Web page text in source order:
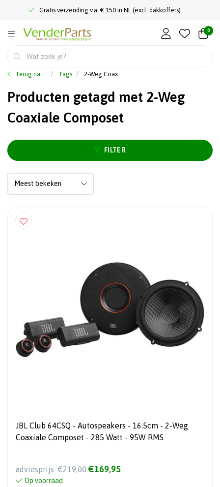
Gratis verzending v.a. € 150 in NL (excl. dakkoffers)
0
Terug naar home Tags 2-Weg Coaxiale Composet
Producten getagd met 2-Weg
Coaxiale Composet
FILTER
JBL Club 64CSQ - Autospeakers - 16.5cm - 2-Weg
Coaxiale Composet - 285 Watt - 95W RMS
adviesprijs €219,00 €169,95
Op voorraad